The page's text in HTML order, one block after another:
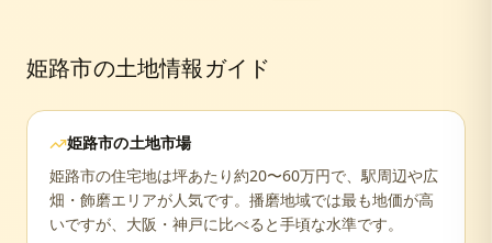
姫路市の土地情報ガイド
姫路市の土地市場
姫路市の住宅地は坪あたり約20〜60万円で、駅周辺や広
畑・飾磨エリアが人気です。播磨地域では最も地価が高
いですが、大阪・神戸に比べると手頃な水準です。